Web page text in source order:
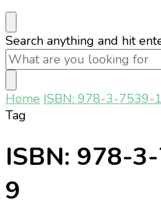
Looking
for
Something?
Search anything and hit
Home ISBN: 978-3-7539-
Tag
ISBN: 978-
9